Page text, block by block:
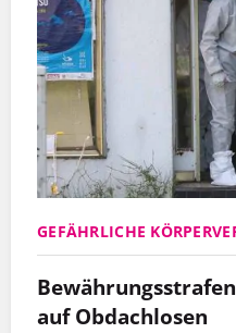
GEFÄHRLICHE
auf Obdachlosen